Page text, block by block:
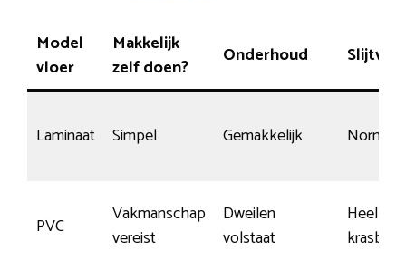
Model
vloer
Makkelijk
zelf doen?
Onderhoud
Laminaat Simpel Gemakkelijk Normaal
PVC
Vakmanschap
vereist
Dweilen
volstaat
Heel